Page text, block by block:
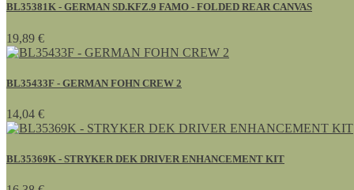
BL35381K - GERMAN SD.KFZ.9 FAMO - FOLDED REAR CANVAS
19,89 €
BL35433F - GERMAN FOHN CREW 2
14,04 €
BL35369K - STRYKER DEK DRIVER ENHANCEMENT KIT